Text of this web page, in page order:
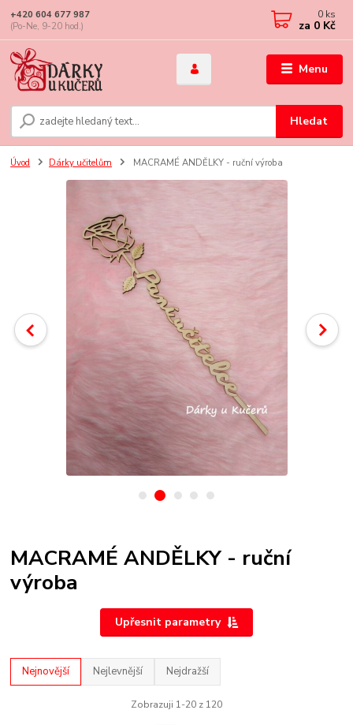
Menu
Hledat
+420 604 677 987
(Po-Ne, 9-20 hod.)
0 ks
za 0 Kč
Úvod Dárky učitelům MACRAMÉ ANDĚLKY - ruční výroba
MACRAMÉ ANDĚLKY - ruční
výroba
Upřesnit parametry
Nejnovější Nejlevnější Nejdražší
Zobrazuji 1-20 z 120